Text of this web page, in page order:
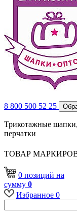
8 800 500 52 25
Трикотажные
перчатки
ТОВАР
0 позиций на
сумму 0
Избранное 0